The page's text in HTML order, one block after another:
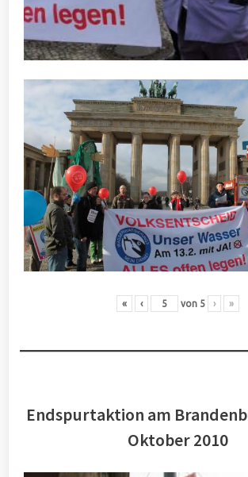
« ‹ von 5 › »
Endspurtaktion am
Oktober 2010